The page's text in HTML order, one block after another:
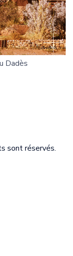
Dadès
sont réservés.